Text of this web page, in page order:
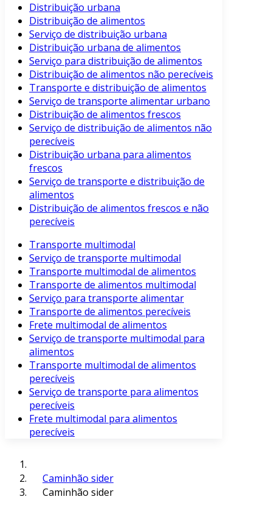
Distribuição urbana
Distribuição de alimentos
Serviço de distribuição urbana
Distribuição urbana de alimentos
Serviço para distribuição de alimentos
Distribuição de alimentos não perecíveis
Transporte e distribuição de alimentos
Serviço de transporte alimentar urbano
Distribuição de alimentos frescos
Serviço de distribuição de alimentos não
perecíveis
Distribuição urbana para alimentos
frescos
Serviço de transporte e distribuição de
alimentos
Distribuição de alimentos frescos e não
perecíveis
Transporte multimodal
Serviço de transporte multimodal
Transporte multimodal de alimentos
Transporte de alimentos multimodal
Serviço para transporte alimentar
Transporte de alimentos perecíveis
Frete multimodal de alimentos
Serviço de transporte multimodal para
alimentos
Transporte multimodal de alimentos
perecíveis
Serviço de transporte para alimentos
perecíveis
Frete multimodal para alimentos
perecíveis
Caminhão sider
Caminhão sider